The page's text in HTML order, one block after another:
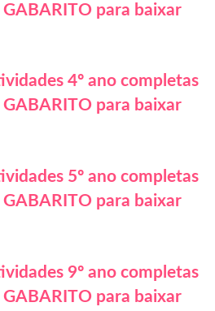
para baixar
4º ano completas
para baixar
5º ano completas
para baixar
9º ano completas
para baixar